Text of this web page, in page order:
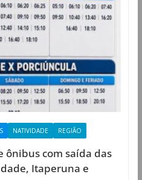
NATIVIDADE REGIÃO
ônibus com saída das
Itaperuna e